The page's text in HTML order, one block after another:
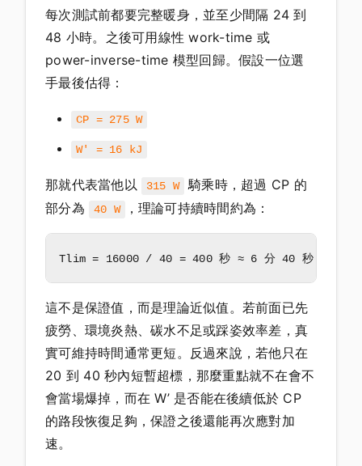
每次測試前都要完整暖身，並至少間隔 24 到
48 小時。之後可用線性 work-time 或
power-inverse-time 模型回歸。假設一位選
手最後估得：
CP = 275 W
W' = 16 kJ
那就代表當他以 315 W
騎乘時，超過 CP 的
部分為
40 W ，理論可持續時間約為：
這不是保證值，而是理論近似值。若前面已先
疲勞、環境炎熱、碳水不足或踩姿效率差，真
實可維持時間通常更短。反過來說，若他只在
20 到 40 秒內短暫超標，那麼重點就不在會不
會當場爆掉，而在 W’ 是否能在後續低於 CP
的路段恢復足夠，保證之後還能再次應對加
速。